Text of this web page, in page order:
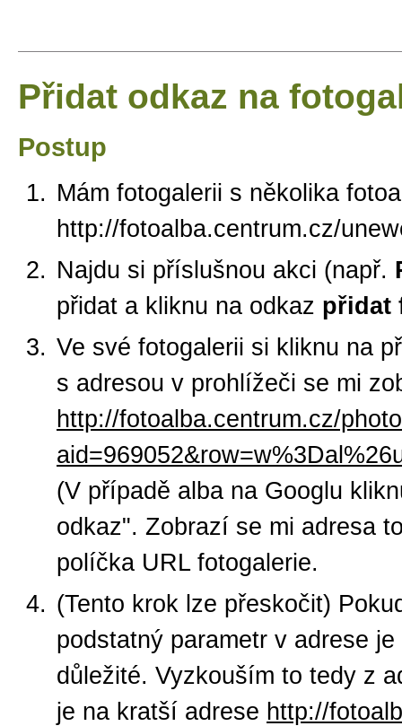
Přidat odkaz na
Postup
Mám fotogalerii s několika
http://fotoalba.centrum.cz/
Najdu si příslušnou akci (např.
přidat a kliknu na odkaz přidat
Ve své fotogalerii si kliknu na
s adresou v prohlížeči se mi
http://fotoalba.centrum.cz/
(V případě alba na Googlu
odkaz". Zobrazí se mi adresa
políčka URL fotogalerie.
(Tento krok lze přeskočit)
podstatný parametr v adrese
důležité. Vyzkouším to tedy z
je na kratší adrese http://